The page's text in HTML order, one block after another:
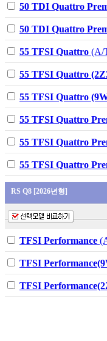
50 TDI Quattro
50 TDI Quattro
55 TFSI Quattro (A/
55 TFSI Quattro
55 TFSI Quattro
55 TFSI Quattro
55 TFSI Quattro
55 TFSI Quattro
RS Q8 [2026년형]
TFSI Performance
TFSI
TFSI